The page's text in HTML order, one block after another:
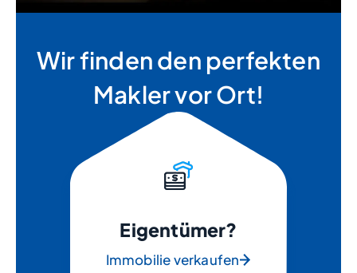
Wir finden den perfekten
Makler vor Ort!
Eigentümer?
Immobilie verkaufen